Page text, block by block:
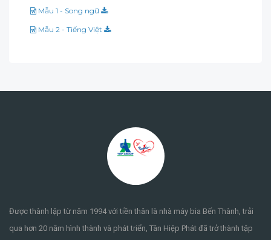
Mẫu 1 - Song ngữ
Mẫu 2 - Tiếng Việt
Được thành lập từ năm 1994 với tiền thân là nhà máy bia Bến Thành, trải
qua hơn 20 năm hình thành và phát triển, Tân Hiệp Phát đã trở thành tập